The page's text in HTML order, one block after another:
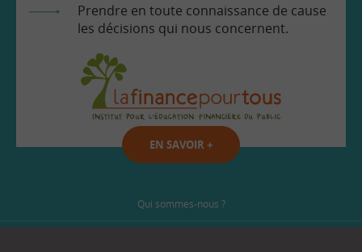
Prendre en toute connaissance de cause
les décisions qui nous concernent.
EN SAVOIR +
Qui sommes-nous ?